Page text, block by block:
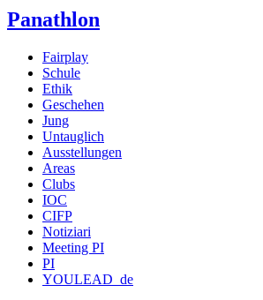
Panathlon
Fairplay
Schule
Ethik
Geschehen
Jung
Untauglich
Ausstellungen
Areas
Clubs
IOC
CIFP
Notiziari
Meeting PI
PI
YOULEAD_de